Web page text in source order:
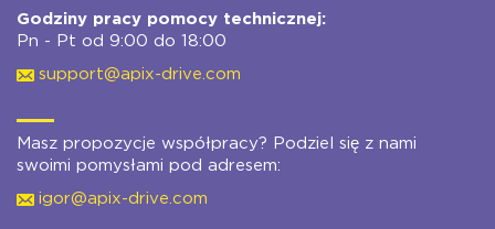
Godziny pracy pomocy technicznej:
Pn - Pt od 9:00 do 18:00
support@apix-drive.com
Masz propozycje współpracy? Podziel się z nami
swoimi pomysłami pod adresem:
igor@apix-drive.com